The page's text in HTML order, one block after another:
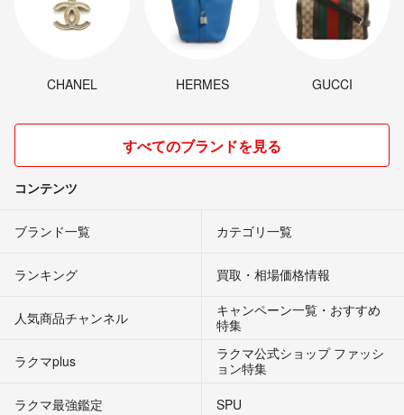
CHANEL HERMES GUCCI
すべてのブランドを見る
コンテンツ
ブランド一覧 カテゴリ一覧
ランキング 買取・相場価格情報
人気商品チャンネル
キャンペーン一覧・おすすめ
特集
ラクマplus
ラクマ公式ショップ ファッシ
ョン特集
ラクマ最強鑑定
SPU